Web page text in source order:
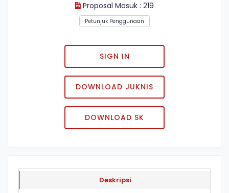
Proposal Masuk : 219
Petunjuk Penggunaan
SIGN IN
DOWNLOAD JUKNIS
DOWNLOAD SK
Deskripsi